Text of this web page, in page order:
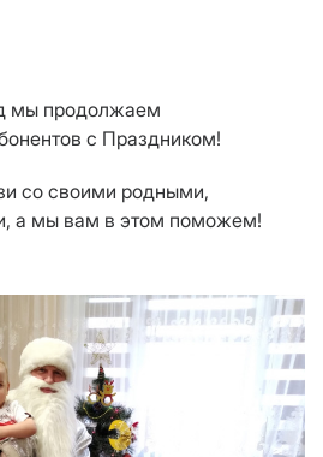
мы продолжаем
с Праздником!
со своими родными,
а мы вам в этом поможем!